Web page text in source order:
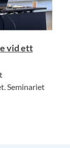
vid ett
Seminariet